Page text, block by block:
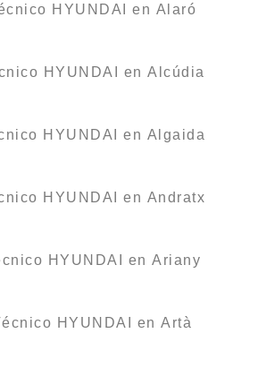
HYUNDAI en Alaró
HYUNDAI en Alcúdia
HYUNDAI en Algaida
HYUNDAI en Andratx
HYUNDAI en Ariany
HYUNDAI en Artà